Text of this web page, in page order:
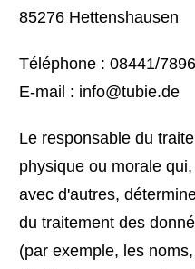
85276 Hettenshausen
Téléphone : 08441/
E-mail : info@tubie.de
Le responsable du
physique ou morale
avec d'autres,
du traitement des
(par exemple, les